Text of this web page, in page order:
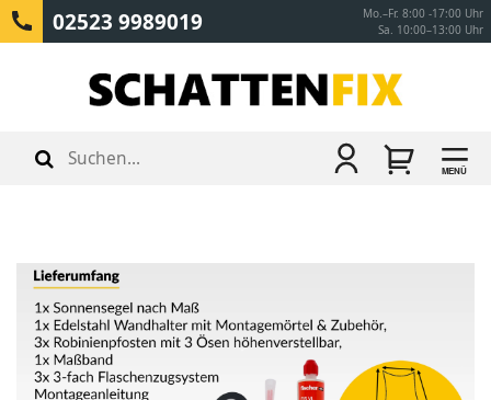
02523 9989019
Mo.–Fr. 8:00 -17:00 Uhr
Sa. 10:00–13:00 Uhr
MENÜ